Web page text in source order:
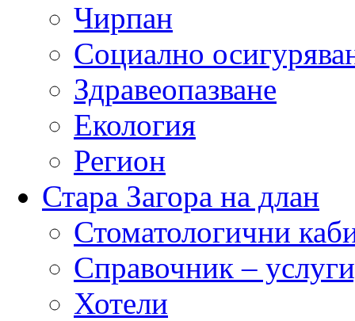
Чирпан
Социално
Здравеопазване
Екология
Регион
Стара Загора на длан
Стоматологични
Справочник –
Хотели